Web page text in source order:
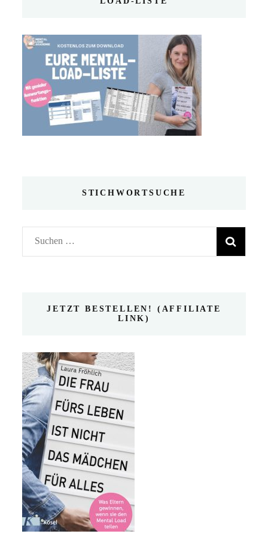
STICHWORTSUCHE
Suchen
nach:
JETZT BESTELLEN! (AFFILIATE
LINK)